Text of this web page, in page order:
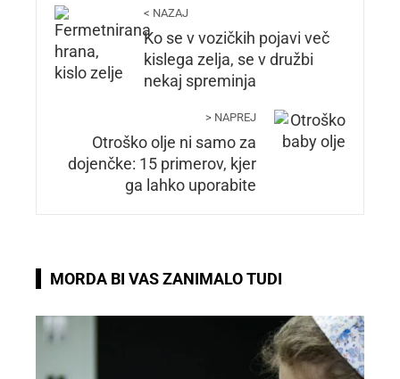
< NAZAJ
Ko se v vozičkih pojavi več
kislega zelja, se v družbi
nekaj spreminja
> NAPREJ
Otroško olje ni samo za
dojenčke: 15 primerov, kjer
ga lahko uporabite
MORDA BI VAS ZANIMALO TUDI